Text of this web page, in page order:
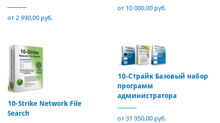
от 2 990,00 руб.
от 10 000,00 руб.
10-Strike Network File
Search
10-Страйк Базовый набор
программ
администратора
от 31 950,00 руб.